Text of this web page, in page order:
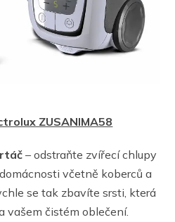
ZUSANIMA58
– odstraňte zvířecí chlupy
včetně koberců a
se tak zbavíte srsti, která
vašem čistém oblečení.